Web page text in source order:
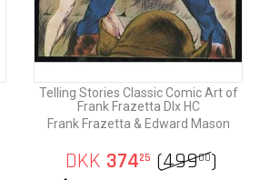
Telling Stories Classic Comic Art of
Frank Frazetta Dlx HC
Frank Frazetta & Edward Mason
DKK 37425 (49900)